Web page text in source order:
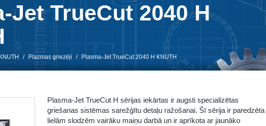
Jet TrueCut 2040 H
KNUTH / Plazmas griezēji / Plasma-Jet TrueCut 2040 H KNUTH
Plasma-Jet TrueCut H sērijas iekārtas ir augsti specializētas
griešanas sistēmas sarežģītu detaļu ražošanai. Šī sērija ir paredzēta
lielām slodzēm vairāku maiņu darbā un ir aprīkota ar jaunāko